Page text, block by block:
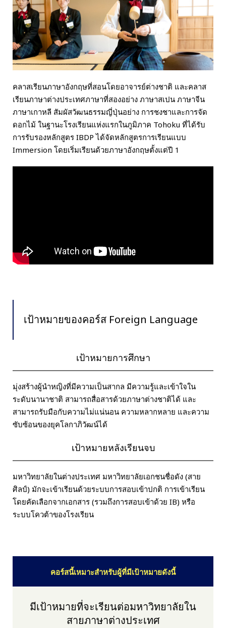
คลาสเรียนภาษาอังกฤษที่สอนโดยอาจารย์ต่างชาติ และคลาส
เรียนภาษาต่างประเทศภาษาที่สองอย่าง ภาษาสเปน ภาษาจีน
ภาษาเกาหลี สัมผัสวัฒนธรรมญี่ปุ่นอย่าง การชงชาและการจัด
ดอกไม้ ในฐานะโรงเรียนแห่งแรกในภูมิภาค Tohoku ที่ได้รับ
การรับรองหลักสูตร IBDP ได้จัดหลักสูตรการเรียนแบบ
Immersion โดยเริ่มเรียนด้วยภาษาอังกฤษตั้งแต่ปี 1
เป้าหมายของคอร์ส Foreign Language
เป้าหมายการศึกษา
มุ่งสร้างผู้นำหญิงที่มีความเป็นสากล มีความรู้และเข้าใจใน
ระดับนานาชาติ สามารถสื่อสารด้วยภาษาต่างชาติได้ และ
สามารถรับมือกับความไม่แน่นอน ความหลากหลาย และความ
ซับซ้อนของยุคโลกาภิวัฒน์ได้
เป้าหมายหลังเรียนจบ
มหาวิทยาลัยในต่างประเทศ มหาวิทยาลัยเอกชนชื่อดัง (สาย
ศิลป์) มักจะเข้าเรียนด้วยระบบการสอบเข้าปกติ การเข้าเรียน
โดยคัดเลือกจากเอกสาร (รวมถึงการสอบเข้าด้วย IB) หรือ
ระบบโควต้าของโรงเรียน
คอร์สนี้เหมาะสำหรับผู้ที่มีเป้าหมายดังนี้
มีเป้าหมายที่จะเรียนต่อมหาวิทยาลัยใน
สายภาษาต่างประเทศ